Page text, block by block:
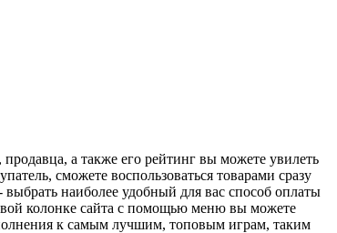
а также его рейтинг вы можете увилеть
сможете воспользоваться товарами сразу
наиболее удобный для вас способ оплаты
колонке сайта с помощью меню вы можете
к самым лучшим, топовым играм, таким